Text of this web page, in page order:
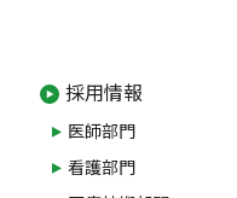
採用情報
医師部門
看護部門